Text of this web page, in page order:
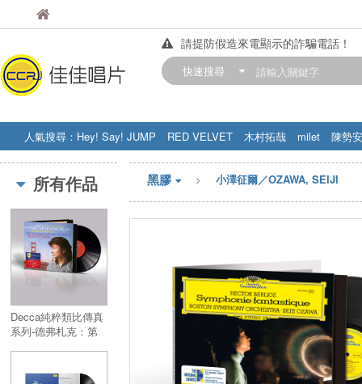
佳佳唱片
請提防假造來電顯示的詐騙電話！
【中華門市營業時間調整公告】
快速搜尋
人氣搜尋： Hey! Say! JUMP RED VELVET 木村拓哉 milet
陳勢安
STRAY KIDS
盧廣仲 周杰伦
所有作品
Decca純粹類比傳真
系列-德弗札克：第
Pure Analogue
黑膠 小澤征爾／OZAWA, SEIJI